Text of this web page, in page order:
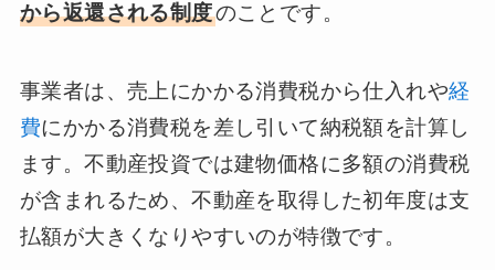
から返還される制度のことです。
事業者は、売上にかかる消費税から仕入れや経
費にかかる消費税を差し引いて納税額を計算し
ます。不動産投資では建物価格に多額の消費税
が含まれるため、不動産を取得した初年度は支
払額が大きくなりやすいのが特徴です。